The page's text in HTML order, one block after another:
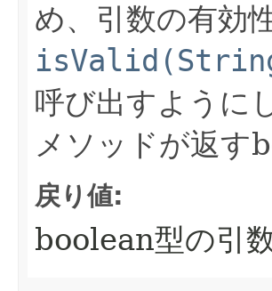
め、引数の有効
呼び出すように
メソッドが返す
戻り値:
boolean型の引数